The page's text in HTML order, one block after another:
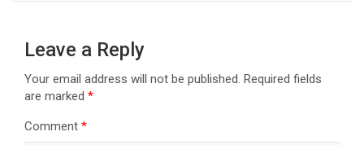
Leave a Reply
Your email address will not be published. Required fields
are marked *
Comment *